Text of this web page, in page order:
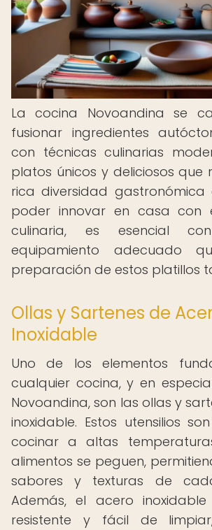
La cocina Novoandina se
fusionar ingredientes
con técnicas culinarias
platos únicos y deliciosos que
rica diversidad gastronómica
poder innovar en casa con
culinaria, es esencial
equipamiento adecuado
preparación de estos platillos
Ollas y Sartenes de
Inoxidable
Uno de los elementos
cualquier cocina, y en
Novoandina, son las ollas y
inoxidable. Estos utensilios
cocinar a altas
alimentos se peguen,
sabores y texturas de
Además, el acero
resistente y fácil de